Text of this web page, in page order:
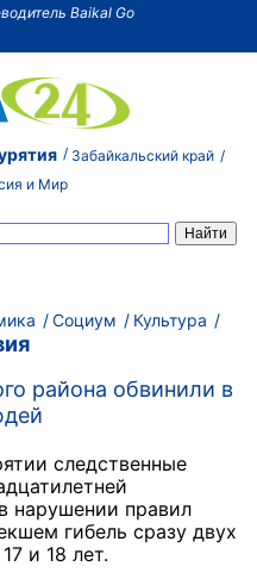
Baikal Go
Забайкальский край
и Мир
Социум
Культура
района обвинили в
следственные
нарушении правил
гибель сразу двух
и 18 лет.